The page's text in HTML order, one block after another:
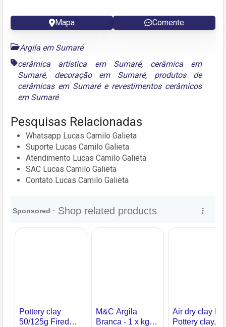
Mapa Comente
Argila em Sumaré
cerâmica artística em Sumaré, cerâmica em
Sumaré, decoração em Sumaré, produtos de
cerâmicas em Sumarée revestimentos cerâmicos
em Sumaré
Pesquisas Relacionadas
Whatsapp Lucas Camilo Galieta
Suporte Lucas Camilo Galieta
Atendimento Lucas Camilo Galieta
SAC Lucas Camilo Galieta
Contato Lucas Camilo Galieta